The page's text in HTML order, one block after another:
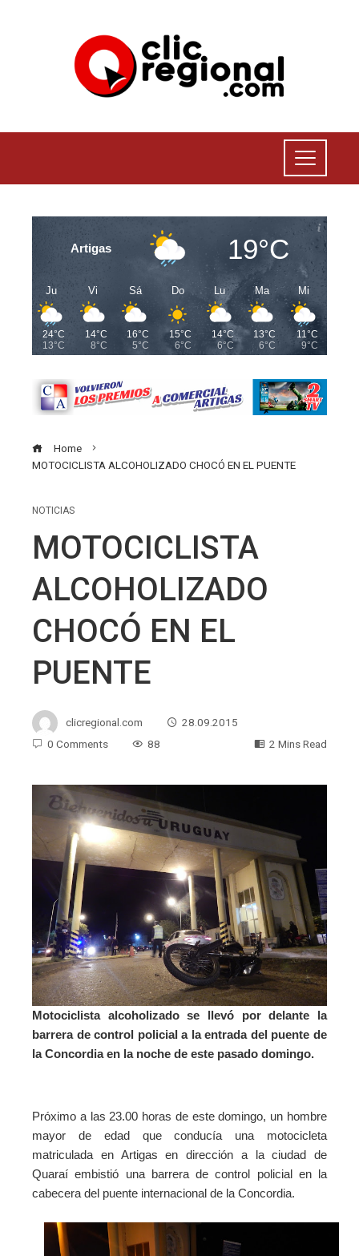
Artigas 19°C
Ju
24°C
13°C
Vi
14°C
8°C
Sá
16°C
5°C
Do
15°C
6°C
Lu
14°C
6°C
Ma
13°C
6°C
Mi
11°C
9°C
Home
MOTOCICLISTA ALCOHOLIZADO CHOCÓ EN EL PUENTE
NOTICIAS
MOTOCICLISTA
ALCOHOLIZADO
CHOCÓ EN EL
PUENTE
clicregional.com
28.09.2015
0 Comments
88 2 Mins Read
Motociclista alcoholizado se llevó por delante la
barrera de control policial a la entrada del puente de
la Concordia en la noche de este pasado domingo.
Próximo a las 23.00 horas de este domingo, un hombre
mayor de edad que conducía una motocicleta
matriculada en Artigas en dirección a la ciudad de
Quaraí embistió una barrera de control policial en la
cabecera del puente internacional de la Concordia.